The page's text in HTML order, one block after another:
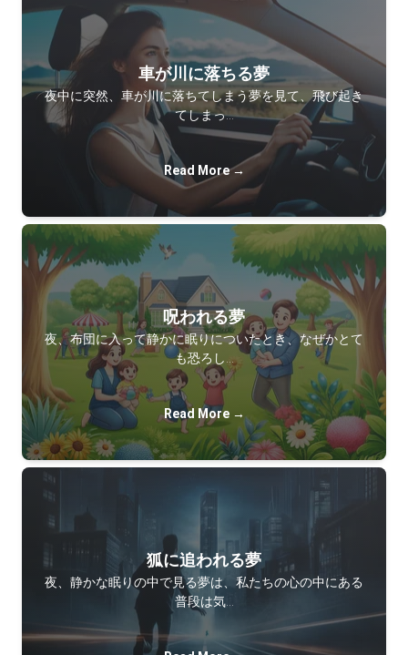
車が川に落ちる夢
夜中に突然、車が川に落ちてしまう夢を見て、飛び起き
てしまっ…
Read More →
呪われる夢
夜、布団に入って静かに眠りについたとき、なぜかとて
も恐ろし…
Read More →
狐に追われる夢
夜、静かな眠りの中で見る夢は、私たちの心の中にある
普段は気…